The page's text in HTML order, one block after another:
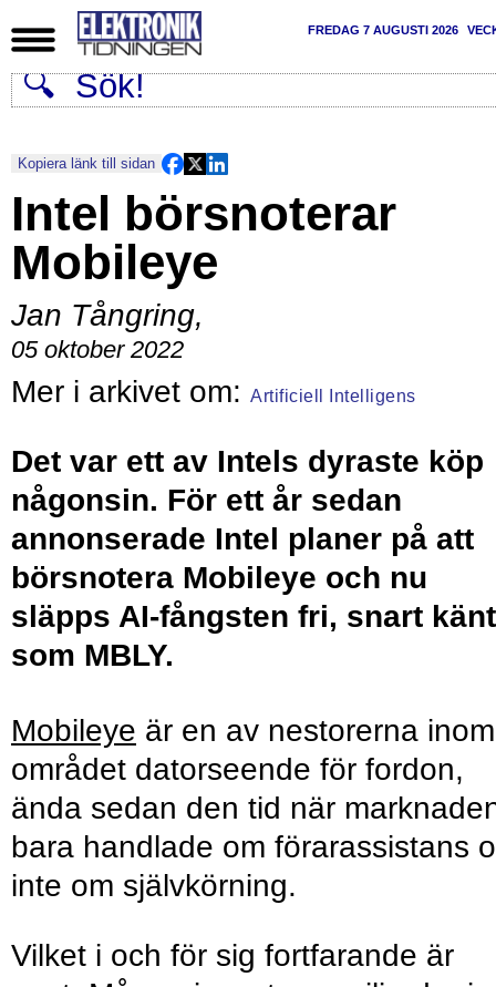
FREDAG 7 AUGUSTI 2026
Kopiera länk till sidan
Intel börsnoterar
Mobileye
Jan Tångring,
05 oktober 2022
Artificiell Intelligens
Det var ett av Intels dyraste köp
någonsin. För ett år sedan
annonserade Intel planer på att
börsnotera Mobileye och nu
släpps AI-fångsten fri, snart känt
som MBLY.
Mobileye är en av nestorerna inom
området datorseende för fordon,
ända sedan den tid när
bara handlade om förarassistans
inte om självkörning.
Vilket i och för sig fortfarande är